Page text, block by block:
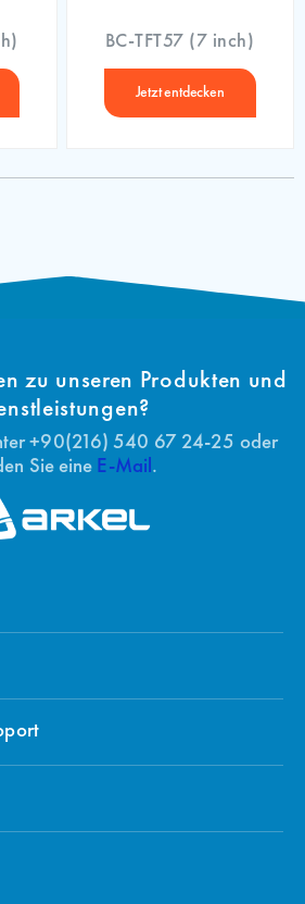
BC-TFT57 (7 inch)
Jetzt entdecken
zu unseren Produkten und
+90(216) 540 67 24-25 oder
Sie eine E-Mail.